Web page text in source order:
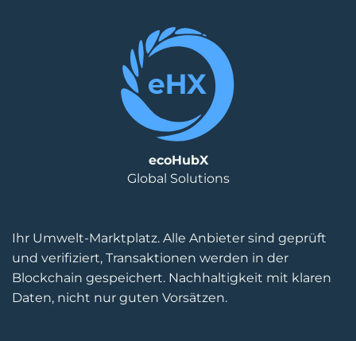
Ihr Umwelt-Marktplatz. Alle Anbieter sind geprüft
und verifiziert, Transaktionen werden in der
Blockchain gespeichert. Nachhaltigkeit mit klaren
Daten, nicht nur guten Vorsätzen.
ecoHubX
Global Solutions